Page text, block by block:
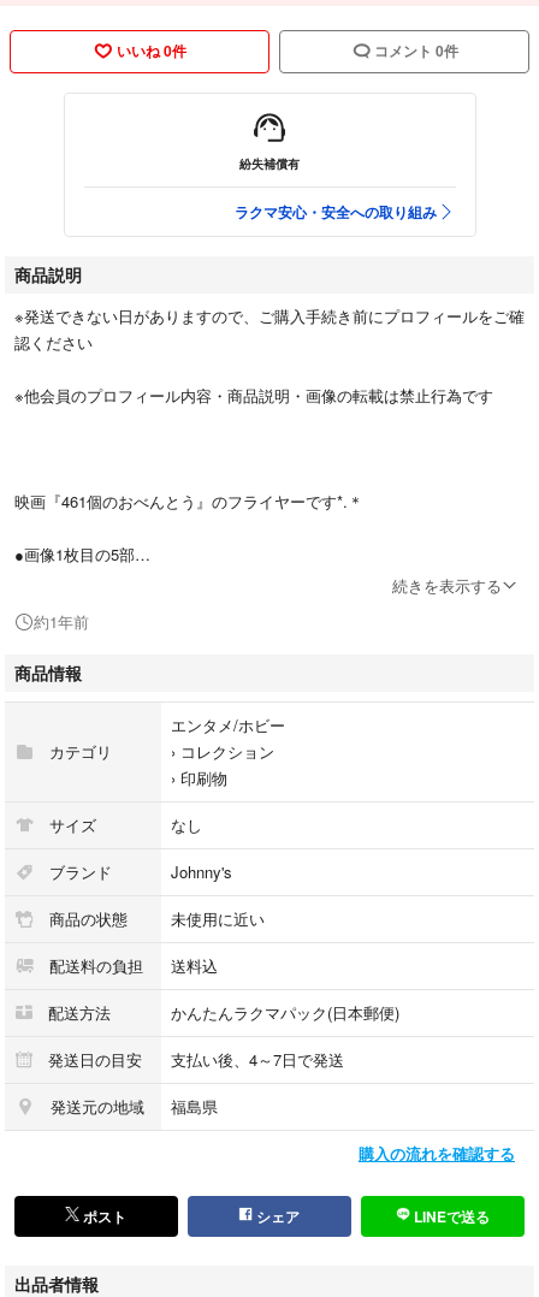
いいね 0件 コメント 0件
紛失補償有
ラクマ安心・安全への取り組み
商品説明
※発送できない日がありますので、ご購入手続き前にプロフィールをご確
認ください
※他会員のプロフィール内容・商品説明・画像の転載は禁止行為です
映画『461個のおべんとう』のフライヤーです*.＊
●画像1枚目の5部
※ 少しでも気になる方は購入をご遠慮ください
○バラ売り不可・値下げ不可
※他に出品している商品とまとめて購入していただける場合は、お値引き
ビニール製の袋で防水対策をしてからクリアファイルに入れて発送しま
プロフィール・商品説明を含め、ご理解いただいた上でのご購入をお願い
他にも、なにわ男子のグッズや厚紙生カードを出品中ですᐝ
Johnny's ジャニーズ
井ノ原快彦(V6)
新聞 広告 チラシ 記事
続きを表示する
約1年前
商品情報
カテゴリ
エンタメ/ホビー
› コレクション
› 印刷物
サイズ なし
ブランド Johnny's
商品の状態 未使用に近い
配送料の負担 送料込
配送方法 かんたんラクマパック(日本郵便)
発送日の目安 支払い後、4～7日で発送
発送元の地域 福島県
購入の流れを確認する
ポスト シェア LINEで送る
出品者情報